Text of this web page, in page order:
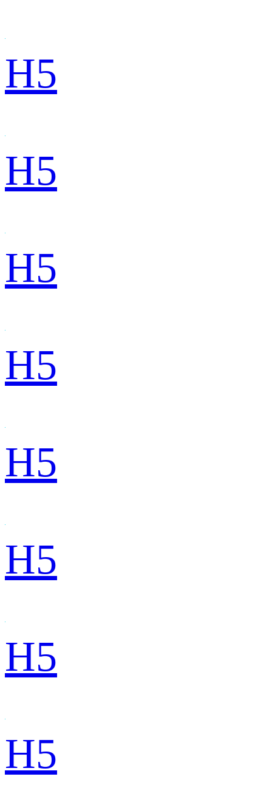
H5
H5
H5
H5
H5
H5
H5
H5